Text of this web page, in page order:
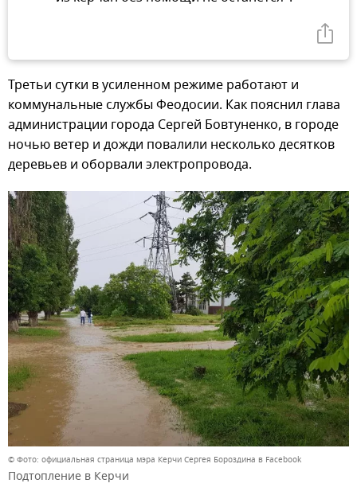
Третьи сутки в усиленном режиме работают и
коммунальные службы Феодосии. Как пояснил глава
администрации города Сергей Бовтуненко, в городе
ночью ветер и дожди повалили несколько десятков
деревьев и оборвали электропровода.
© Фото: официальная страница мэра Керчи Сергея Бороздина в Facebook
Подтопление в Керчи